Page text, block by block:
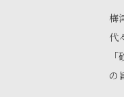
梅
代
の